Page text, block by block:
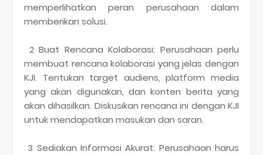
memperlihatkan peran perusahaan dalam
memberikan solusi.
2 Buat Rencana Kolaborasi: Perusahaan perlu
membuat rencana kolaborasi yang jelas dengan
KJI. Tentukan target audiens, platform media
yang akan digunakan, dan konten berita yang
akan dihasilkan. Diskusikan rencana ini dengan KJI
untuk mendapatkan masukan dan saran.
3 Sediakan Informasi Akurat: Perusahaan harus